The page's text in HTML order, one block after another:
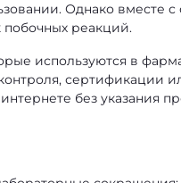
Однако вместе с
побочных реакций.
используются в
сертификации
без указания